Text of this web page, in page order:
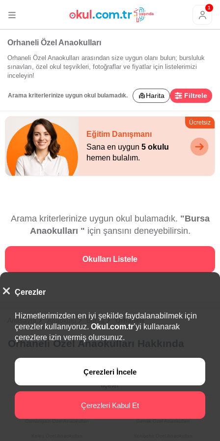
1
Orhaneli Özel Anaokulları
Orhaneli Özel Anaokulları arasından size uygun olanı bulun; bursluluk
sınavları, özel okul teşvikleri, fotoğraflar ve fiyatlar için listelerimizi
inceleyin!
Arama kriterlerinize uygun okul bulamadık. Harita Filtrele
Ücretsiz
Eğitim Danışmanı
Sana en uygun5 okulu
hemen bulalım.
Arama kriterlerinize uygun okul bulamadık. "Bursa
Anaokulları " için şansını deneyebilirsin.
Okulları Listele
Anasayfa Anaokulu Bursa Orhaneli
Orhaneli Özel Anaokulları Hakkında
İlçeler
Harmancık Özel Anaokulları İznik Özel Anaokulları
Çerezler
Hizmetlerimizden en iyi şekilde faydalanabilmek için
çerezler kullanıyoruz. Okul.com.tr’yi kullanarak
çerezlere izin vermiş olursunuz.
Çerezleri İncele
Çerezleri Kabul Et